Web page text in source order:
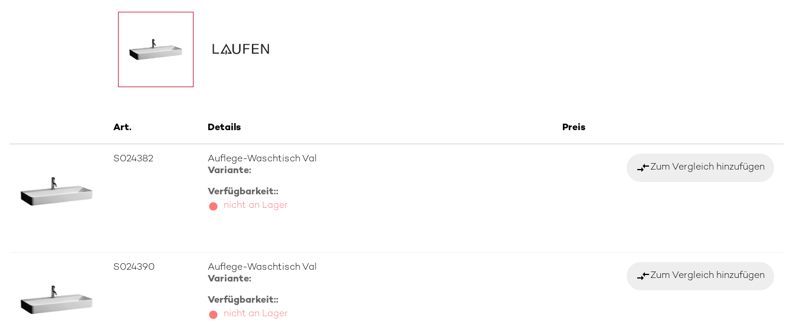
Art. Details Preis
S024382
Auflege-Waschtisch Val
Variante:
Verfügbarkeit::
nicht an Lager
compare_arrowsZum Vergleich hinzufügen
S024390
Auflege-Waschtisch Val
Variante:
Verfügbarkeit::
nicht an Lager
compare_arrowsZum Vergleich hinzufügen